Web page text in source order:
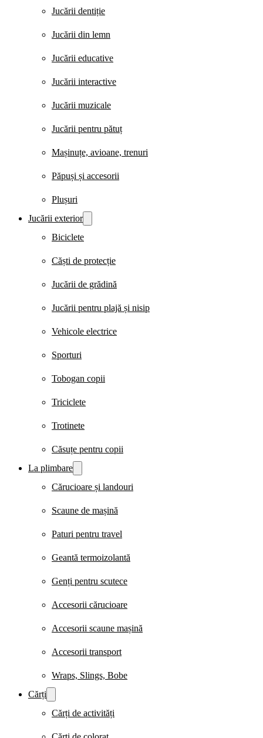
Jucării dentiție
Jucării din lemn
Jucării educative
Jucării interactive
Jucării muzicale
Jucării pentru pătuț
Mașinuțe, avioane, trenuri
Păpuși și accesorii
Plușuri
Jucării exterior
Biciclete
Căști de protecție
Jucării de grădină
Jucării pentru plajă și nisip
Vehicole electrice
Sporturi
Tobogan copii
Triciclete
Trotinete
Căsuțe pentru copii
La plimbare
Cărucioare și landouri
Scaune de mașină
Paturi pentru travel
Geantă termoizolantă
Genți pentru scutece
Accesorii cărucioare
Accesorii scaune mașină
Accesorii transport
Wraps, Slings, Bobe
Cărți
Cărți de activități